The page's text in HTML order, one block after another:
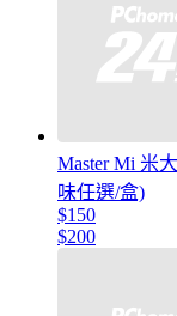
Master Mi 米
味任選/盒)
$150
$200